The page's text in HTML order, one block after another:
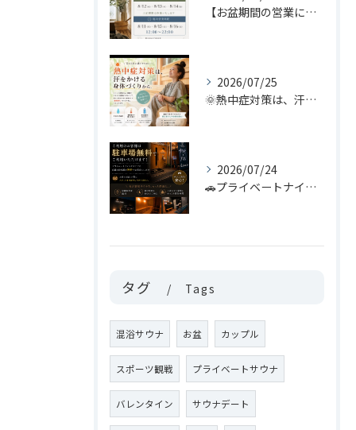
【お盆期間の営業について📢】
2026/07/25
🌞熱中症対策は、汗をかける身体づくりから。
2026/07/24
🚗プライベートナイトサウナをご利用のお客様へ🌙
タグ Tags
混浴サウナ お盆 カップル
スポーツ観戦 プライベートサウナ
バレンタイン サウナデート